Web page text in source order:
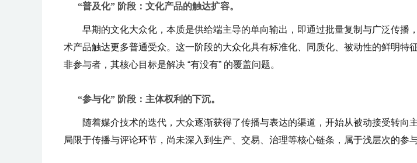
“普及化” 阶段：文化产品的触达扩容。
早期的文化大众化，本质是供给端主导的单向输出，即通过批量复制与广泛传播
术产品触达更多普通受众。这一阶段的大众化具有标准化、同质化、被动性的鲜明特
非参与者，其核心目标是解决 “有没有” 的覆盖问题。
“参与化” 阶段：主体权利的下沉。
随着媒介技术的迭代，大众逐渐获得了传播与表达的渠道，开始从被动接受转向
局限于传播与评论环节，尚未深入到生产、交易、治理等核心链条，属于浅层次的参与